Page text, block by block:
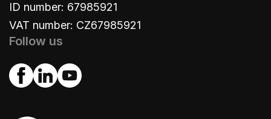
ID number: 67985921
VAT number: CZ67985921
Follow us